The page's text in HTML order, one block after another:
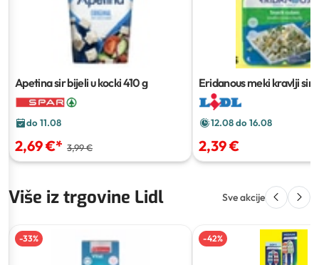
Apetina sir bijeli u kocki410 g
do 11.08
2,69 €* 3,99 €
Eridanous meki kravlji sir
2 x 80 g
12.08 do 16.08
2,39 €
Više iz trgovine Lidl Sve akcije
-33% -42%